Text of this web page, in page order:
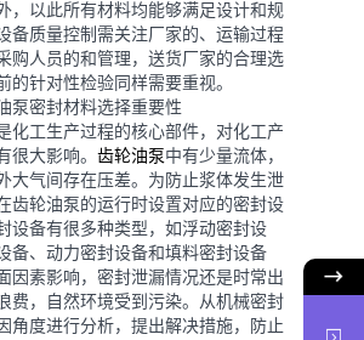
，以此所有材料均能够满足设计和规
备质量控制需关注厂家的、运输过程
购人员的和管理，送货厂家的合理选
的针对性检验同样需要重视。
密封材料选择重要性
工生产过程的核心部件，对化工产
很大影响。 齿轮油泵 中有少量流体，
大气间存在压差。为防止浆体发生泄
齿轮油泵的运行时设置对应的密封设
设备有很多种类型，如浮动密封设
备、动力密封设备和填料密封设备
因素影响，密封泄漏情况还是时常出
费，自然环境受到污染。从机械密封
角度进行分析，提出解决措施，防止